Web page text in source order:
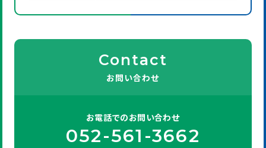
Contact
お問い合わせ
お電話でのお問い合わせ
052-561-3662